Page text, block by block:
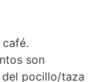
son
del pocillo/taza